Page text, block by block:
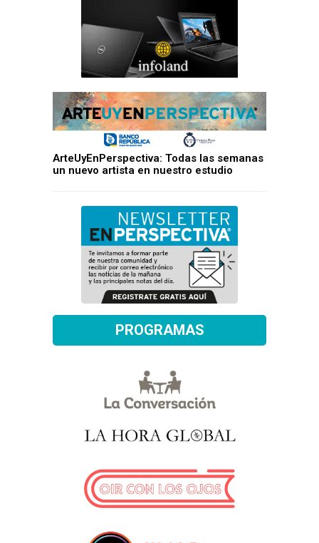
ArteUyEnPerspectiva: Todas las semanas
un nuevo artista en nuestro estudio
PROGRAMAS